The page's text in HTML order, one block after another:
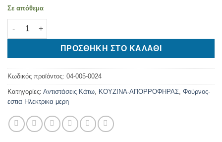
Σε απόθεμα
ΑΝΤΙΣΤΑΣΗ ΚΑΤΩ 1400 watt - 230 volt ποσότητα
ΠΡΟΣΘΉΚΗ ΣΤΟ ΚΑΛΆΘΙ
Κωδικός προϊόντος: 04-005-0024
Κατηγορίες: Αντιστάσεις Κάτω ΚΟΥΖΙΝΑ-ΑΠΟΡΡΟΦΗΡΑΣ Φούρνος-
εστια Ηλεκτρικα μερη